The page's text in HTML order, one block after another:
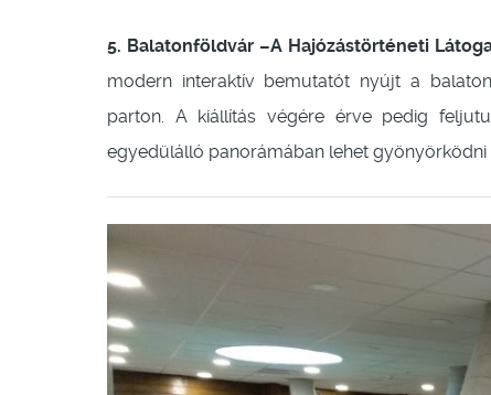
5. Balatonföldvár –A Hajózástörténeti
modern interaktív bemutatót nyújt a
parton. A kiállítás végére érve pedig
egyedülálló panorámában lehet